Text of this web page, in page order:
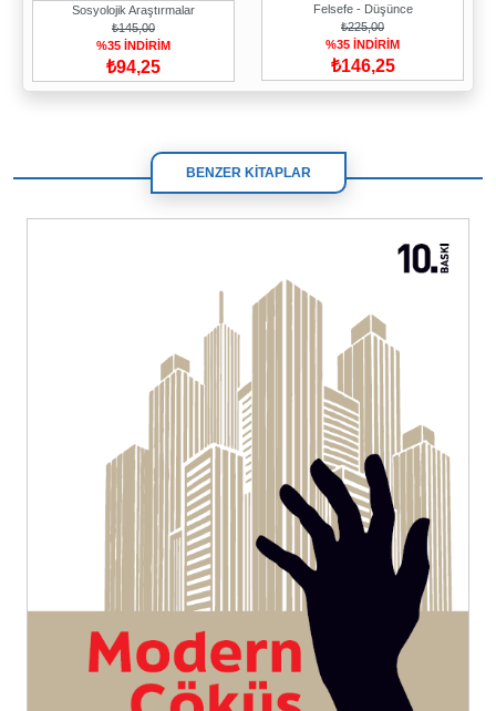
Sosyolojik Araştırmalar
₺145,00
%35 İNDİRİM
₺94,25
Felsefe - Düşünce
₺225,00
%35 İNDİRİM
₺146,25
BENZER KİTAPLAR